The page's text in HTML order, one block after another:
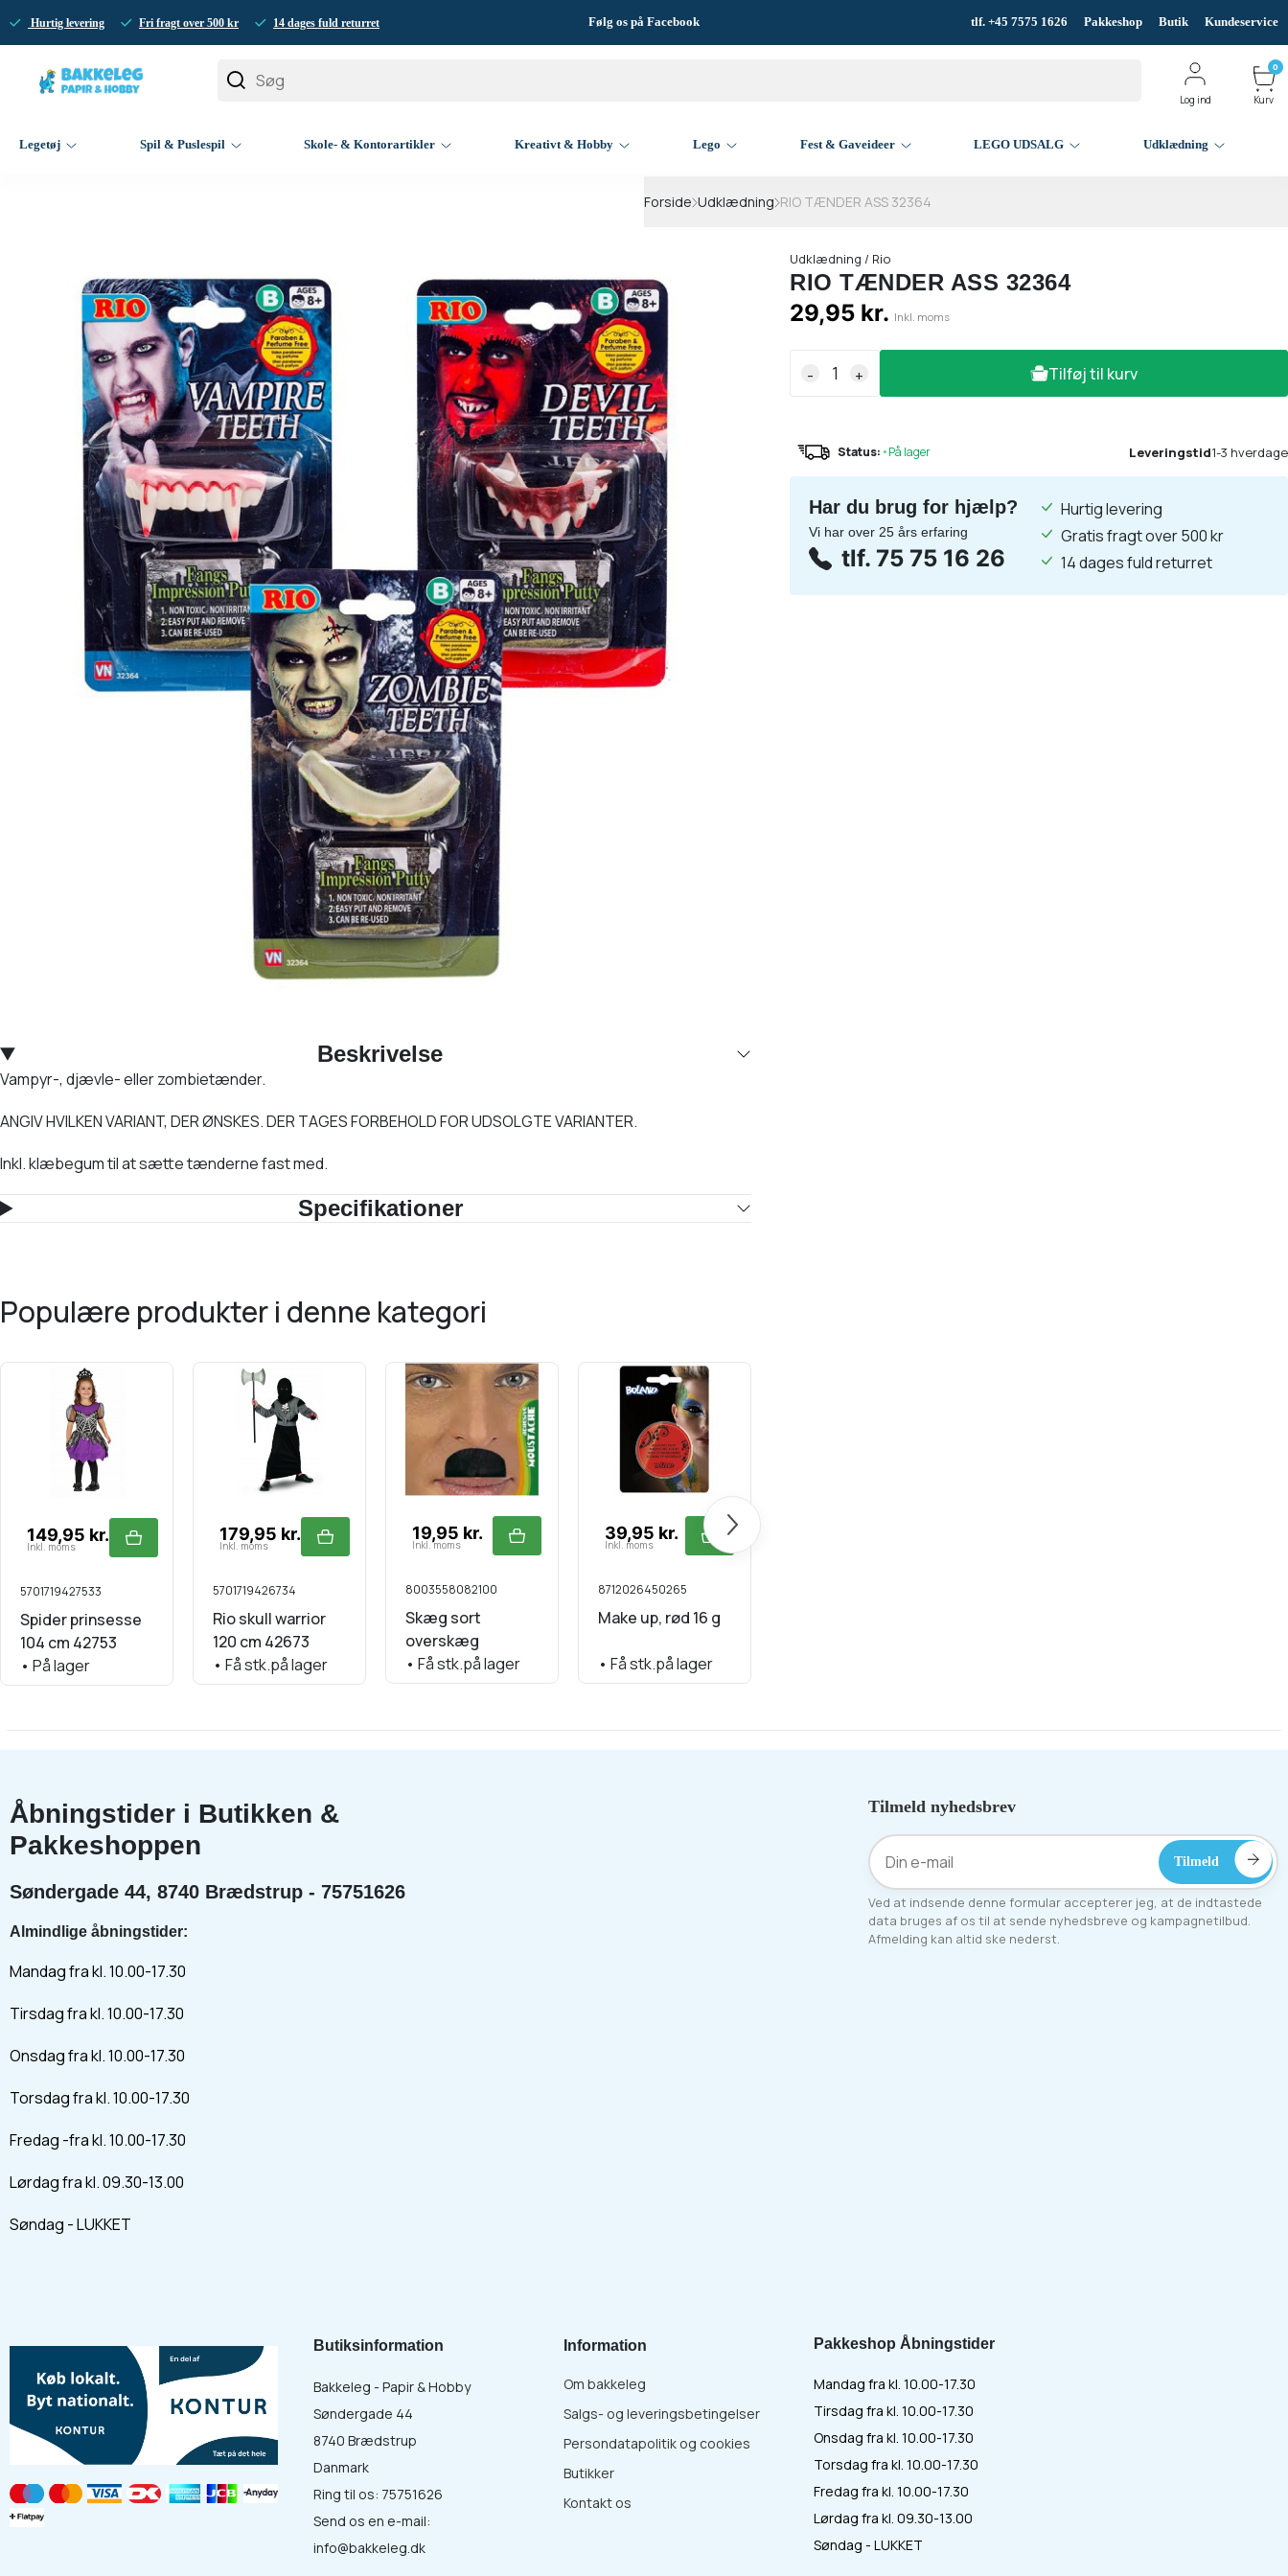
Hurtig levering Fri fragt over 500 kr 14 dages fuld returret Følg os på Facebook tlf. +45 7575 1626 Pakkeshop Butik Kundeservice
Log ind
0
Kurv
Legetøj Spil & Puslespil Skole- & Kontorartikler Kreativt & Hobby Lego Fest & Gaveideer LEGO UDSALG Udklædning
Forside Udklædning RIO TÆNDER ASS 32364
Beskrivelse
Vampyr-, djævle- eller zombietænder.
ANGIV HVILKEN VARIANT, DER ØNSKES. DER TAGES FORBEHOLD FOR UDSOLGTE VARIANTER.
Inkl. klæbegum til at sætte tænderne fast med.
Specifikationer
populære produkter i denne kategori
Næste
149,95 kr.
Inkl. moms
5701719427533
Spider prinsesse
104 cm 42753
• På lager
179,95 kr.
Inkl. moms
5701719426734
Rio skull warrior
120 cm 42673
• Få stk.på lager
19,95 kr.
Inkl. moms
8003558082100
Skæg sort
overskæg
• Få stk.på lager
39,95 kr.
Inkl. moms
8712026450265
Make up, rød 16 g
• Få stk.på lager
Udklædning / Rio
RIO TÆNDER ASS 32364
29,95 kr. Inkl. moms
- + Tilføj til kurv
Status: •På lager Leveringstid1-3 hverdage
Har du brug for hjælp?
Vi har over 25 års erfaring
tlf. 75 75 16 26
Hurtig levering
Gratis fragt over 500 kr
14 dages fuld returret
Åbningstider i Butikken &
Pakkeshoppen
Søndergade 44, 8740 Brædstrup - 75751626
Almindlige åbningstider:
Mandag fra kl. 10.00-17.30
Tirsdag fra kl. 10.00-17.30
Onsdag fra kl. 10.00-17.30
Torsdag fra kl. 10.00-17.30
Fredag -fra kl. 10.00-17.30
Lørdag fra kl. 09.30-13.00
Søndag - LUKKET
Tilmeld nyhedsbrev
Ved at indsende denne formular accepterer jeg, at de indtastede
data bruges af os til at sende nyhedsbreve og kampagnetilbud.
Afmelding kan altid ske nederst.
Pakkeshop Åbningstider
Mandag fra kl. 10.00-17.30
Tirsdag fra kl. 10.00-17.30
Onsdag fra kl. 10.00-17.30
Torsdag fra kl. 10.00-17.30
Fredag fra kl. 10.00-17.30
Lørdag fra kl. 09.30-13.00
Søndag - LUKKET
Butiksinformation
Bakkeleg - Papir & Hobby
Søndergade 44
8740 Brædstrup
Danmark
Ring til os: 75751626
Send os en e-mail:
info@bakkeleg.dk
Information
Om bakkeleg
Salgs- og leveringsbetingelser
Persondatapolitik og cookies
Butikker
Kontakt os